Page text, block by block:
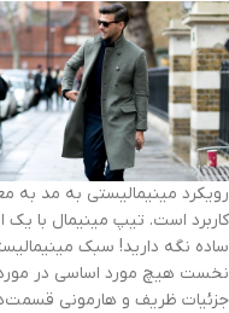
رویکرد مینیمالیستی به مد به
کاربرد است. تیپ مینیمال با
ساده نگه دارید! سبک
نخست هیچ مورد اساسی در
جزئیات ظریف و هارمونی